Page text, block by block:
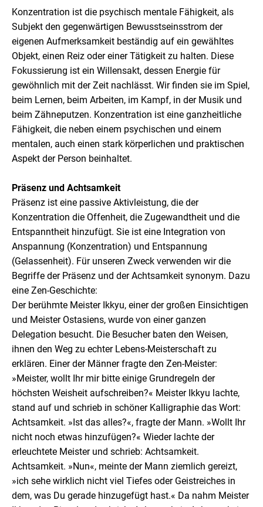
Konzentration ist die psychisch mentale Fähigkeit, als
Subjekt den gegenwärtigen Bewusstseinsstrom der
eigenen Aufmerksamkeit beständig auf ein gewähltes
Objekt, einen Reiz oder einer Tätigkeit zu halten. Diese
Fokussierung ist ein Willensakt, dessen Energie für
gewöhnlich mit der Zeit nachlässt. Wir finden sie im Spiel,
beim Lernen, beim Arbeiten, im Kampf, in der Musik und
beim Zähneputzen. Konzentration ist eine ganzheitliche
Fähigkeit, die neben einem psychischen und einem
mentalen, auch einen stark körperlichen und praktischen
Aspekt der Person beinhaltet.
Präsenz und Achtsamkeit
Präsenz ist eine passive Aktivleistung, die der
Konzentration die Offenheit, die Zugewandtheit und die
Entspanntheit hinzufügt. Sie ist eine Integration von
Anspannung (Konzentration) und Entspannung
(Gelassenheit). Für unseren Zweck verwenden wir die
Begriffe der Präsenz und der Achtsamkeit synonym. Dazu
eine Zen-Geschichte:
Der berühmte Meister Ikkyu, einer der großen Einsichtigen
und Meister Ostasiens, wurde von einer ganzen
Delegation besucht. Die Besucher baten den Weisen,
ihnen den Weg zu echter Lebens-Meisterschaft zu
erklären. Einer der Männer fragte den Zen-Meister:
»Meister, wollt Ihr mir bitte einige Grundregeln der
höchsten Weisheit aufschreiben?« Meister Ikkyu lachte,
stand auf und schrieb in schöner Kalligraphie das Wort:
Achtsamkeit. »Ist das alles?«, fragte der Mann. »Wollt Ihr
nicht noch etwas hinzufügen?« Wieder lachte der
erleuchtete Meister und schrieb: Achtsamkeit.
Achtsamkeit. »Nun«, meinte der Mann ziemlich gereizt,
»ich sehe wirklich nicht viel Tiefes oder Geistreiches in
dem, was Du gerade hinzugefügt hast.« Da nahm Meister